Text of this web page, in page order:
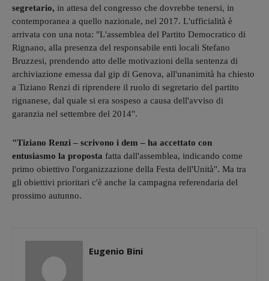
segretario, in attesa del congresso che dovrebbe tenersi, in
contemporanea a quello nazionale, nel 2017. L'ufficialità è
arrivata con una nota: "L'assemblea del Partito Democratico di
Rignano, alla presenza del responsabile enti locali Stefano
Bruzzesi, prendendo atto delle motivazioni della sentenza di
archiviazione emessa dal gip di Genova, all'unanimità ha chiesto
a Tiziano Renzi di riprendere il ruolo di segretario del partito
rignanese, dal quale si era sospeso a causa dell'avviso di
garanzia nel settembre del 2014".
"Tiziano Renzi – scrivono i dem – ha accettato con
entusiasmo la proposta fatta dall'assemblea, indicando come
primo obiettivo l'organizzazione della Festa dell'Unità". Ma tra
gli obiettivi prioritari c'è anche la campagna referendaria del
prossimo autunno.
Eugenio Bini